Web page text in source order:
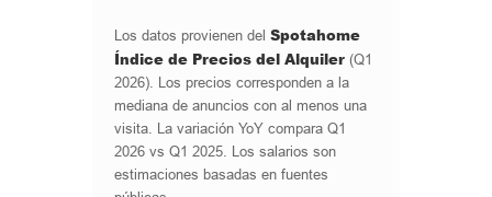
Los datos provienen del Spotahome
Índice de Precios del Alquiler (Q1
2026). Los precios corresponden a la
mediana de anuncios con al menos una
visita. La variación YoY compara Q1
2026 vs Q1 2025. Los salarios son
estimaciones basadas en fuentes